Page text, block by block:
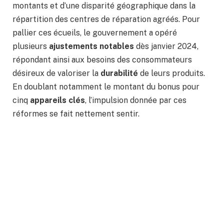
montants et d’une disparité géographique dans la
répartition des centres de réparation agréés. Pour
pallier ces écueils, le gouvernement a opéré
plusieurs ajustements notables dès janvier 2024,
répondant ainsi aux besoins des consommateurs
désireux de valoriser la durabilité de leurs produits.
En doublant notamment le montant du bonus pour
cinq appareils clés, l’impulsion donnée par ces
réformes se fait nettement sentir.